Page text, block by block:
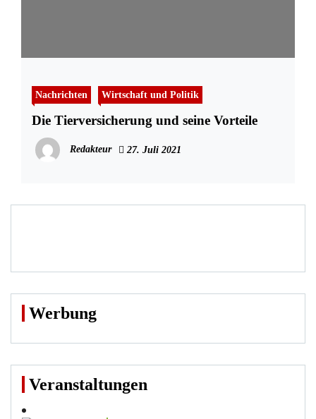
Nachrichten Wirtschaft und Politik
Die Tierversicherung und seine Vorteile
Redakteur 27. Juli 2021
Werbung
Veranstaltungen